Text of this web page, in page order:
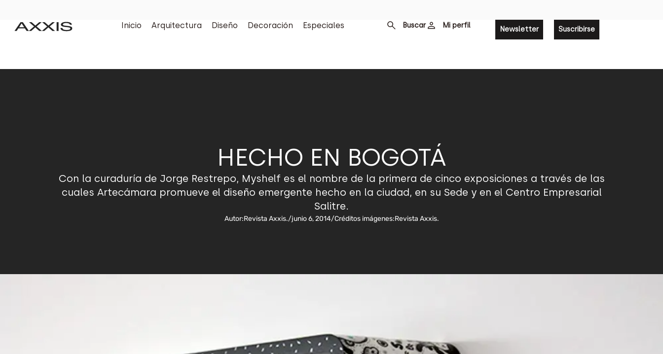
Inicio Arquitectura Diseño Decoración Especiales Buscar Mi perfil Newsletter Suscribirse
HECHO EN BOGOTÁ
Con la curaduría de Jorge Restrepo, Myshelf es el nombre de la primera de cinco exposiciones a través de las
cuales Artecámara promueve el diseño emergente hecho en la ciudad, en su Sede y en el Centro Empresarial
Salitre.
Autor:Revista Axxis./junio 6, 2014/Créditos imágenes:Revista Axxis.